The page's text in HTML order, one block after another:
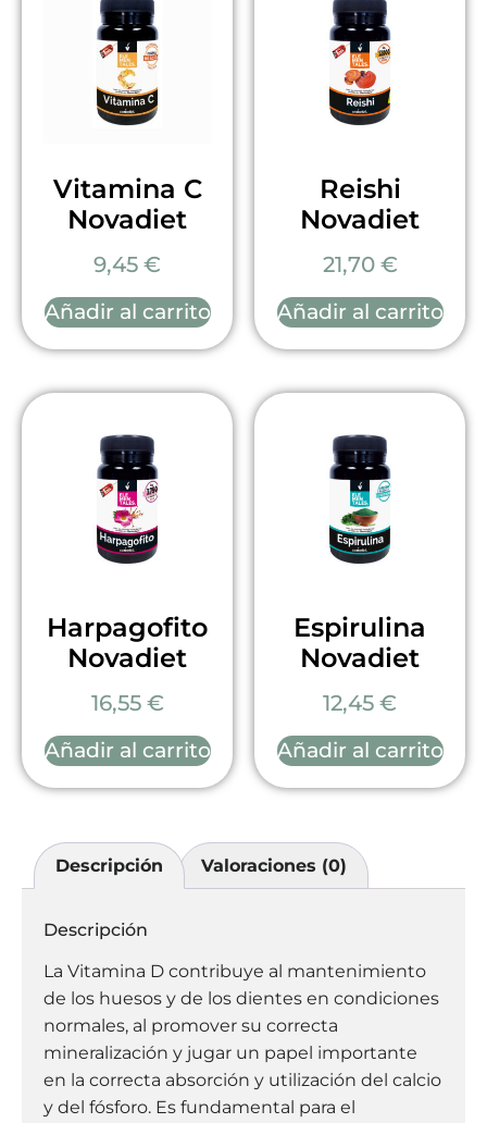
Vitamina C
Novadiet
9,45 €
Añadir al carrito
Reishi
Novadiet
21,70 €
Añadir al carrito
Harpagofito
Novadiet
16,55 €
Añadir al carrito
Espirulina
Novadiet
12,45 €
Añadir al carrito
Descripción Valoraciones (0)
Descripción
La Vitamina D contribuye al mantenimiento
de los huesos y de los dientes en condiciones
normales, al promover su correcta
mineralización y jugar un papel importante
en la correcta absorción y utilización del calcio
y del fósforo. Es fundamental para el